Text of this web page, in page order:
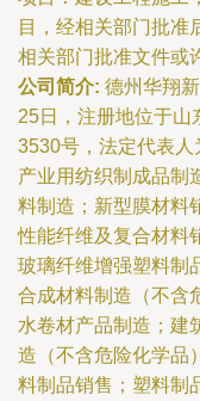
目，经相关部门批准
相关部门批准文件或
公司简介: 德州华翔
25日，注册地位于山
3530号，法定代表人
产业用纺织制成品制
料制造；新型膜材料
性能纤维及复合材料
玻璃纤维增强塑料制
合成材料制造（不含
水卷材产品制造；建
造（不含危险化学品
料制品销售；塑料制